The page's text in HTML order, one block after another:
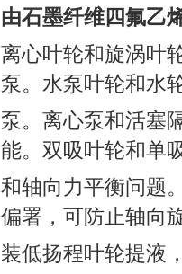
由石墨纤维四氟乙
离心叶轮和旋涡叶
泵。水泵叶轮和水
泵。离心泵和活塞
能。双吸叶轮和单
和轴向力平衡问题
偏署，可防止轴向
装低扬程叶轮提液